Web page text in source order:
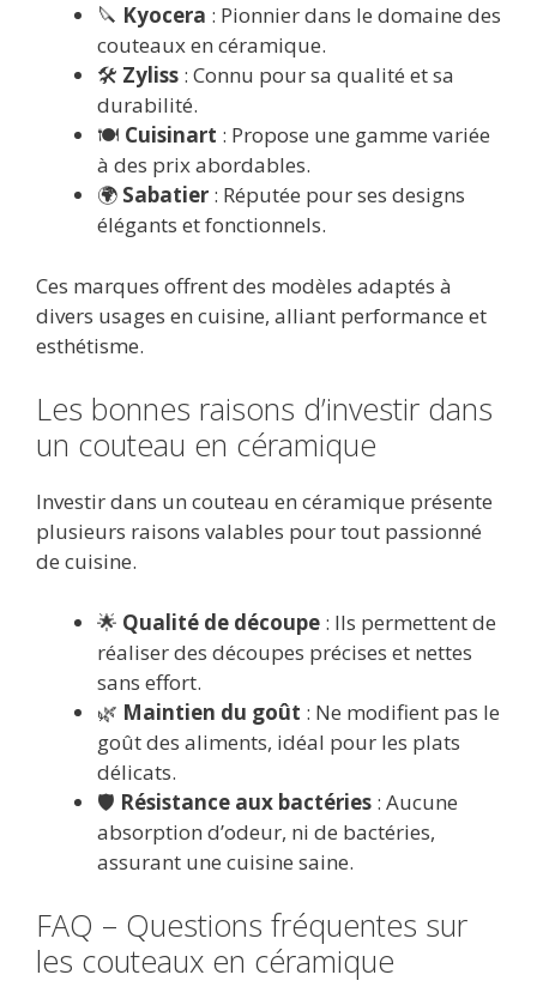
🔪 Kyocera : Pionnier dans le domaine des
couteaux en céramique.
🛠️ Zyliss : Connu pour sa qualité et sa
durabilité.
🍽️ Cuisinart : Propose une gamme variée
à des prix abordables.
🌍 Sabatier : Réputée pour ses designs
élégants et fonctionnels.
Ces marques offrent des modèles adaptés à
divers usages en cuisine, alliant performance et
esthétisme.
Les bonnes raisons d’investir dans
un couteau en céramique
Investir dans un couteau en céramique présente
plusieurs raisons valables pour tout passionné
de cuisine.
🌟 Qualité de découpe : Ils permettent de
réaliser des découpes précises et nettes
sans effort.
🌿 Maintien du goût : Ne modifient pas le
goût des aliments, idéal pour les plats
délicats.
🛡️ Résistance aux bactéries : Aucune
absorption d’odeur, ni de bactéries,
assurant une cuisine saine.
FAQ – Questions fréquentes sur
les couteaux en céramique